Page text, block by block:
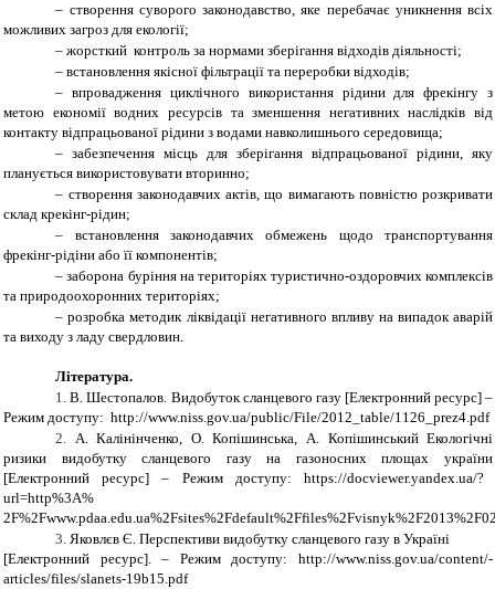
– створення суворого законодавство, яке перебачає уникнення всіх
можливих загроз для екології;
– жорсткий контроль за нормами зберігання відходів діяльності;
– встановлення якісної фільтрації та переробки відходів;
– впровадження циклічного використання рідини для фрекінгу з
метою економії водних ресурсів та зменшення негативних наслідків від
контакту відпрацьованої рідини з водами навколишнього середовища;
– забезпечення місць для зберігання відпрацьованої рідини, яку
планується використовувати вторинно;
– створення законодавчих актів, що вимагають повністю розкривати
склад крекінг-рідин;
–
встановлення законодавчих обмежень щодо транспортування
фрекінг-рідіни або її компонентів;
– заборона буріння на територіях туристично-оздоровчих комплексів
та природоохоронних територіях;
– розробка методик ліквідації негативного впливу на випадок аварій
та виходу з ладу свердловин.
Література.
1. В. Шестопалов. Видобуток сланцевого газу [Електронний ресурс] –
Режим доступу: http://www.niss.gov.ua/public/File/2012_table/1126_prez4.pdf
2. А. Калінінченко, О.Копішинська, А. КопішинськийЕкологічні
ризики видобутку сланцевого газу
на газоносних площах україни
[Електронний ресурс] – Режим доступу: https://docviewer.yandex.ua/?
url=http%3A%
3. Яковлєв Є. Перспективи видобутку сланцевого газу в Україні
[Електронний ресурс]. – Режим доступу:
http://www.niss.gov.ua/content/-
articles/files/slanets-19b15.pdf